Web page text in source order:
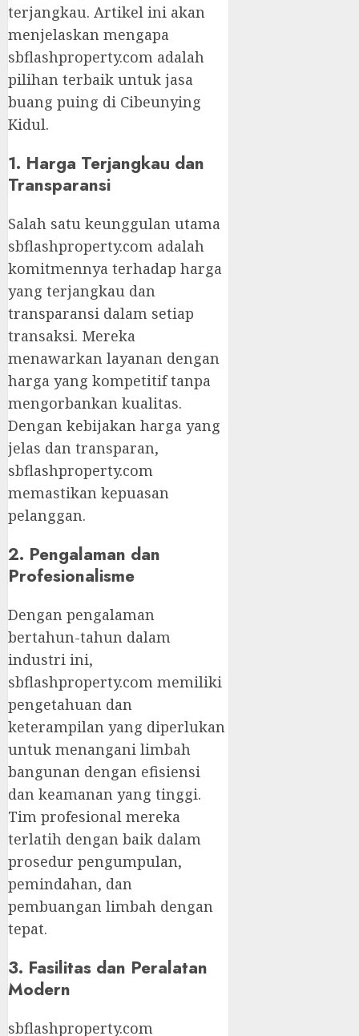
terjangkau. Artikel ini akan
menjelaskan mengapa
sbflashproperty.com adalah
pilihan terbaik untuk jasa
buang puing di Cibeunying
Kidul.
1. Harga Terjangkau dan
Transparansi
Salah satu keunggulan utama
sbflashproperty.com adalah
komitmennya terhadap harga
yang terjangkau dan
transparansi dalam setiap
transaksi. Mereka
menawarkan layanan dengan
harga yang kompetitif tanpa
mengorbankan kualitas.
Dengan kebijakan harga yang
jelas dan transparan,
sbflashproperty.com
memastikan kepuasan
pelanggan.
2. Pengalaman dan
Profesionalisme
Dengan pengalaman
bertahun-tahun dalam
industri ini,
sbflashproperty.com memiliki
pengetahuan dan
keterampilan yang diperlukan
untuk menangani limbah
bangunan dengan efisiensi
dan keamanan yang tinggi.
Tim profesional mereka
terlatih dengan baik dalam
prosedur pengumpulan,
pemindahan, dan
pembuangan limbah dengan
tepat.
3. Fasilitas dan Peralatan
Modern
sbflashproperty.com